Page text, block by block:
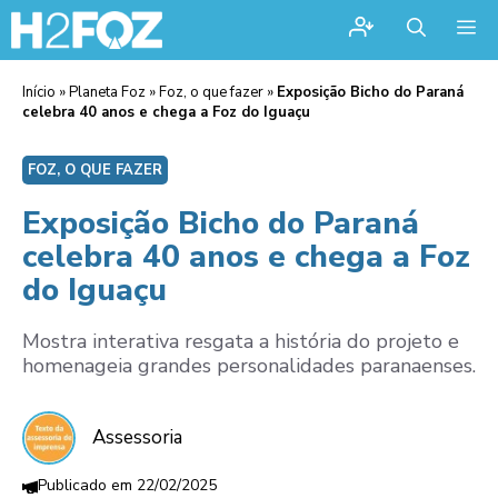
Início »Planeta Foz »Foz, o que fazer » Exposição Bicho do Paraná
celebra 40 anos e chega a Foz do Iguaçu
FOZ, O QUE FAZER
Exposição Bicho do Paraná
celebra 40 anos e chega a Foz
do Iguaçu
Mostra interativa resgata a história do projeto e
homenageia grandes personalidades paranaenses.
Assessoria
22/02/2025